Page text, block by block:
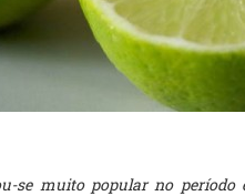
se muito popular no período